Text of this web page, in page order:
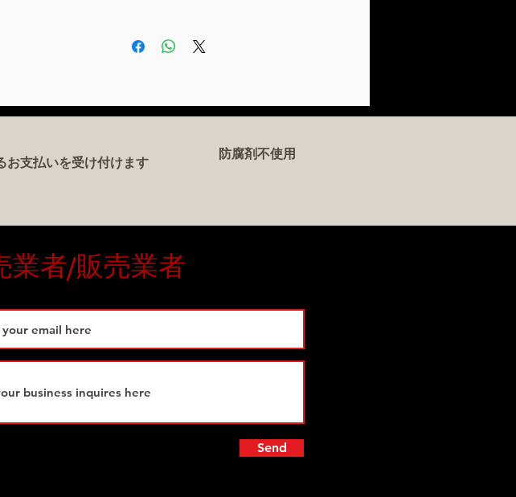
special occasions.
お支払いを受け付けます
防腐剤不使用
業者/販売業者
Send